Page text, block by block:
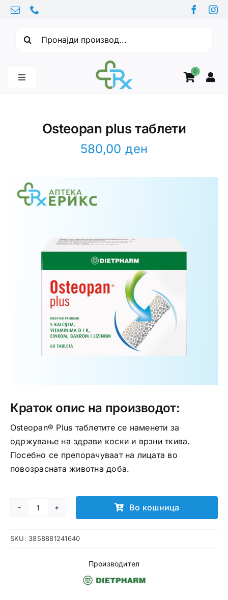
Skip
content
0
Toggle
Интимно здравје
Лична хигиена
Нега на кожа
Osteopan plus таблети
580,00ден
Краток опис на производот:
Osteopan® Plus таблетите се наменети за
одржување на здрави коски и врзни ткива.
Посебно се препорачуваат на лицата во
повозрасната животна доба.
Osteopan
таблети
Во кошница
SKU: 3858881241640
Производител